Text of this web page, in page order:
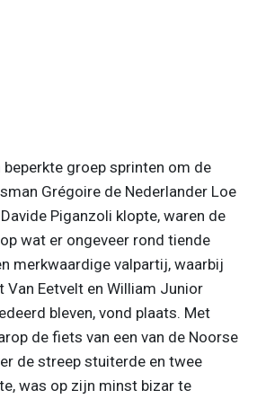
beperkte groep sprinten om de
Grégoire de Nederlander Loe
Piganzoli klopte, waren de
wat er ongeveer rond tiende
merkwaardige valpartij, waarbij
Van Eetvelt en William Junior
bleven, vond plaats. Met
de fiets van een van de Noorse
de streep stuiterde en twee
was op zijn minst bizar te